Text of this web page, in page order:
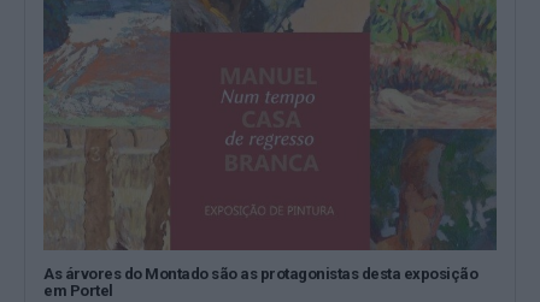
As árvores do Montado são as protagonistas desta exposição
em Portel